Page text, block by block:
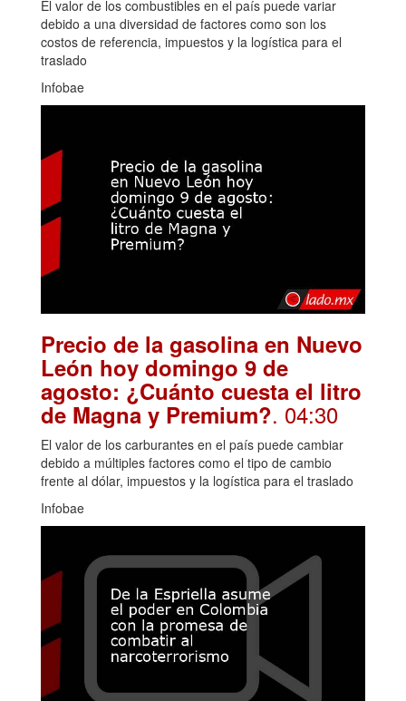
El valor de los combustibles en el país puede variar
debido a una diversidad de factores como son los
costos de referencia, impuestos y la logística para el
traslado
Infobae
Precio de la gasolina en Nuevo
León hoy domingo 9 de
agosto: ¿Cuánto cuesta el litro
de Magna y Premium?. 04:30
El valor de los carburantes en el país puede cambiar
debido a múltiples factores como el tipo de cambio
frente al dólar, impuestos y la logística para el traslado
Infobae